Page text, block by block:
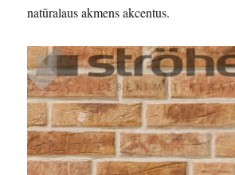
natūralaus akmens akcentus.